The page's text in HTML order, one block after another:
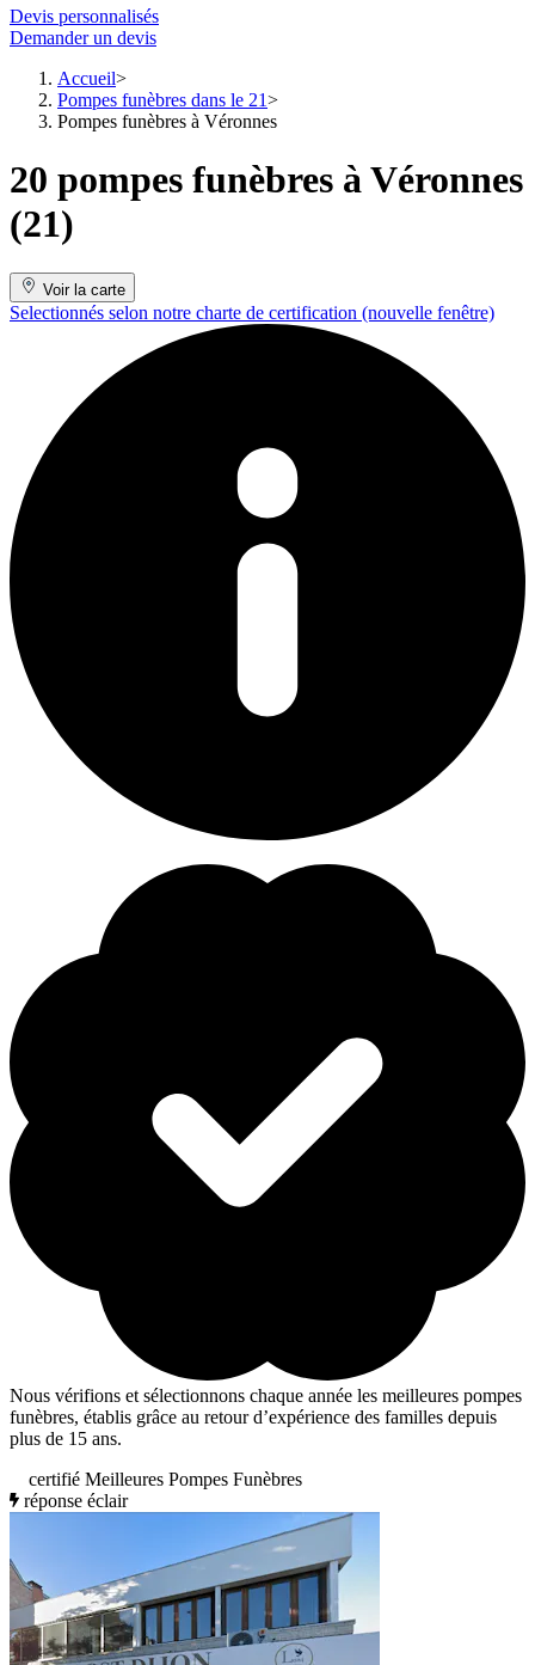
Devis personnalisés
Demander un devis
Accueil
Pompes funèbres dans le 21
Pompes funèbres à Véronnes
20 pompes funèbres à Véronnes
(21)
Voir la carte
Selectionnés selon notre charte de certification (nouvelle fenêtre)
Nous vérifions et sélectionnons chaque année les meilleures pompes
funèbres, établis grâce au retour d’expérience des familles depuis
plus de 15 ans.
certifié Meilleures Pompes Funèbres
réponse éclair